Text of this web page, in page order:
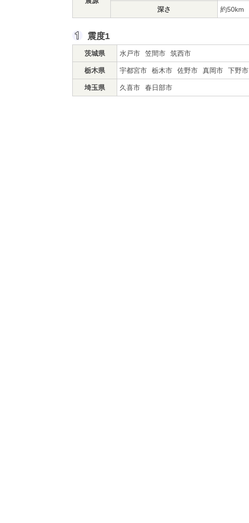
深さ
約50km
震度1
茨城県 水戸市 笠間市 筑西市
栃木県 宇都宮市 栃木市 佐野市 真岡市 下野市
埼玉県 久喜市 春日部市